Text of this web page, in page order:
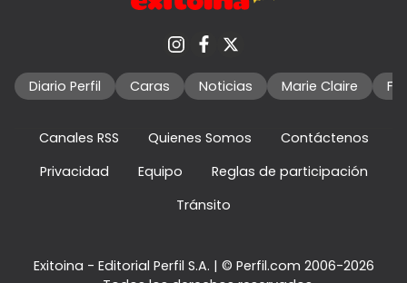
Diario Perfil Caras Noticias Marie Claire
Canales RSS Quienes Somos
Contáctenos
Privacidad
Equipo
Reglas de participación
Tránsito
Exitoina - Editorial Perfil S.A. | © Perfil.com 2006-2026